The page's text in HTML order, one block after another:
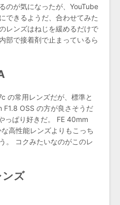
のが気になったが、YouTube
できるようだ、合わせてみた
レンズはねじを緩めるだけで
部で接着剤で止まっているら
の常用レンズだが、標準と
F1.8 OSS の方が良さそうだ
っぱり好きだ。 FE 40mm
高性能レンズよりもこっち
。 コクみたいなのがこのレ
ンズ